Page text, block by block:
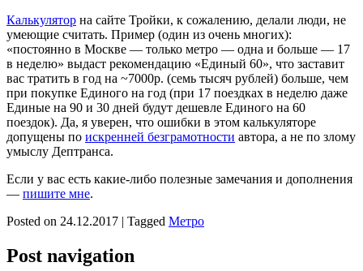
Калькулятор на сайте Тройки, к сожалению, делали люди, не
умеющие считать. Пример (один из очень многих):
«постоянно в Москве — только метро — одна и больше — 17
в неделю» выдаст рекомендацию «Единый 60», что заставит
вас тратить в год на ~7000р. (семь тысяч рублей) больше, чем
при покупке Единого на год (при 17 поездках в неделю даже
Единые на 90 и 30 дней будут дешевле Единого на 60
поездок). Да, я уверен, что ошибки в этом калькуляторе
допущены по искренней безграмотности автора, а не по злому
умыслу Дептранса.
Если у вас есть какие-либо полезные замечания и дополнения
— пишите мне.
Posted on 24.12.2017 | Tagged Метро
Post navigation